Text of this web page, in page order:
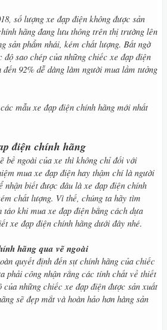
số lượng xe đạp điện không được sản
hãng đang lưu thông trên thị trường lên
sản phẩm nhái, kém chất lượng. Bất ngờ
sao chép của những chiếc xe đạp điện
92% dễ dàng làm người mua lầm tưởng
mẫu xe đạp điện chính hãng mới nhất
điện chính hãng
bề ngoài của xe thì không chỉ đối với
mua xe đạp điện hay thậm chí là người
nhận biết được đâu là xe đạp điện chính
chất lượng. Vì thế, chúng ta hãy tìm
khi mua xe đạp điện bằng cách dựa
xe đạp điện chính hãng dưới đây nhé.
hãng qua vẽ ngoài
quyết định đến sự chính hãng của chiếc
phải công nhận rằng các tính chất về thiết
của những chiếc xe đạp điện được sản xuất
sẽ đẹp mắt và hoàn hảo hơn hàng sản